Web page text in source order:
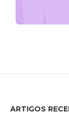
ARTIGOS